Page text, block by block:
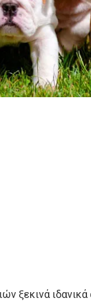
ξεκινά